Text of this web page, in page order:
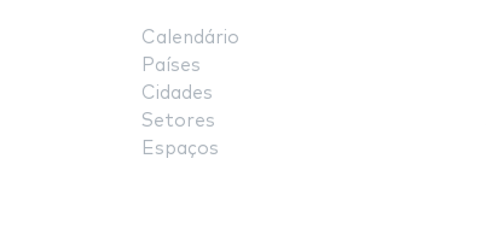
Calendário
Países
Cidades
Setores
Espaços